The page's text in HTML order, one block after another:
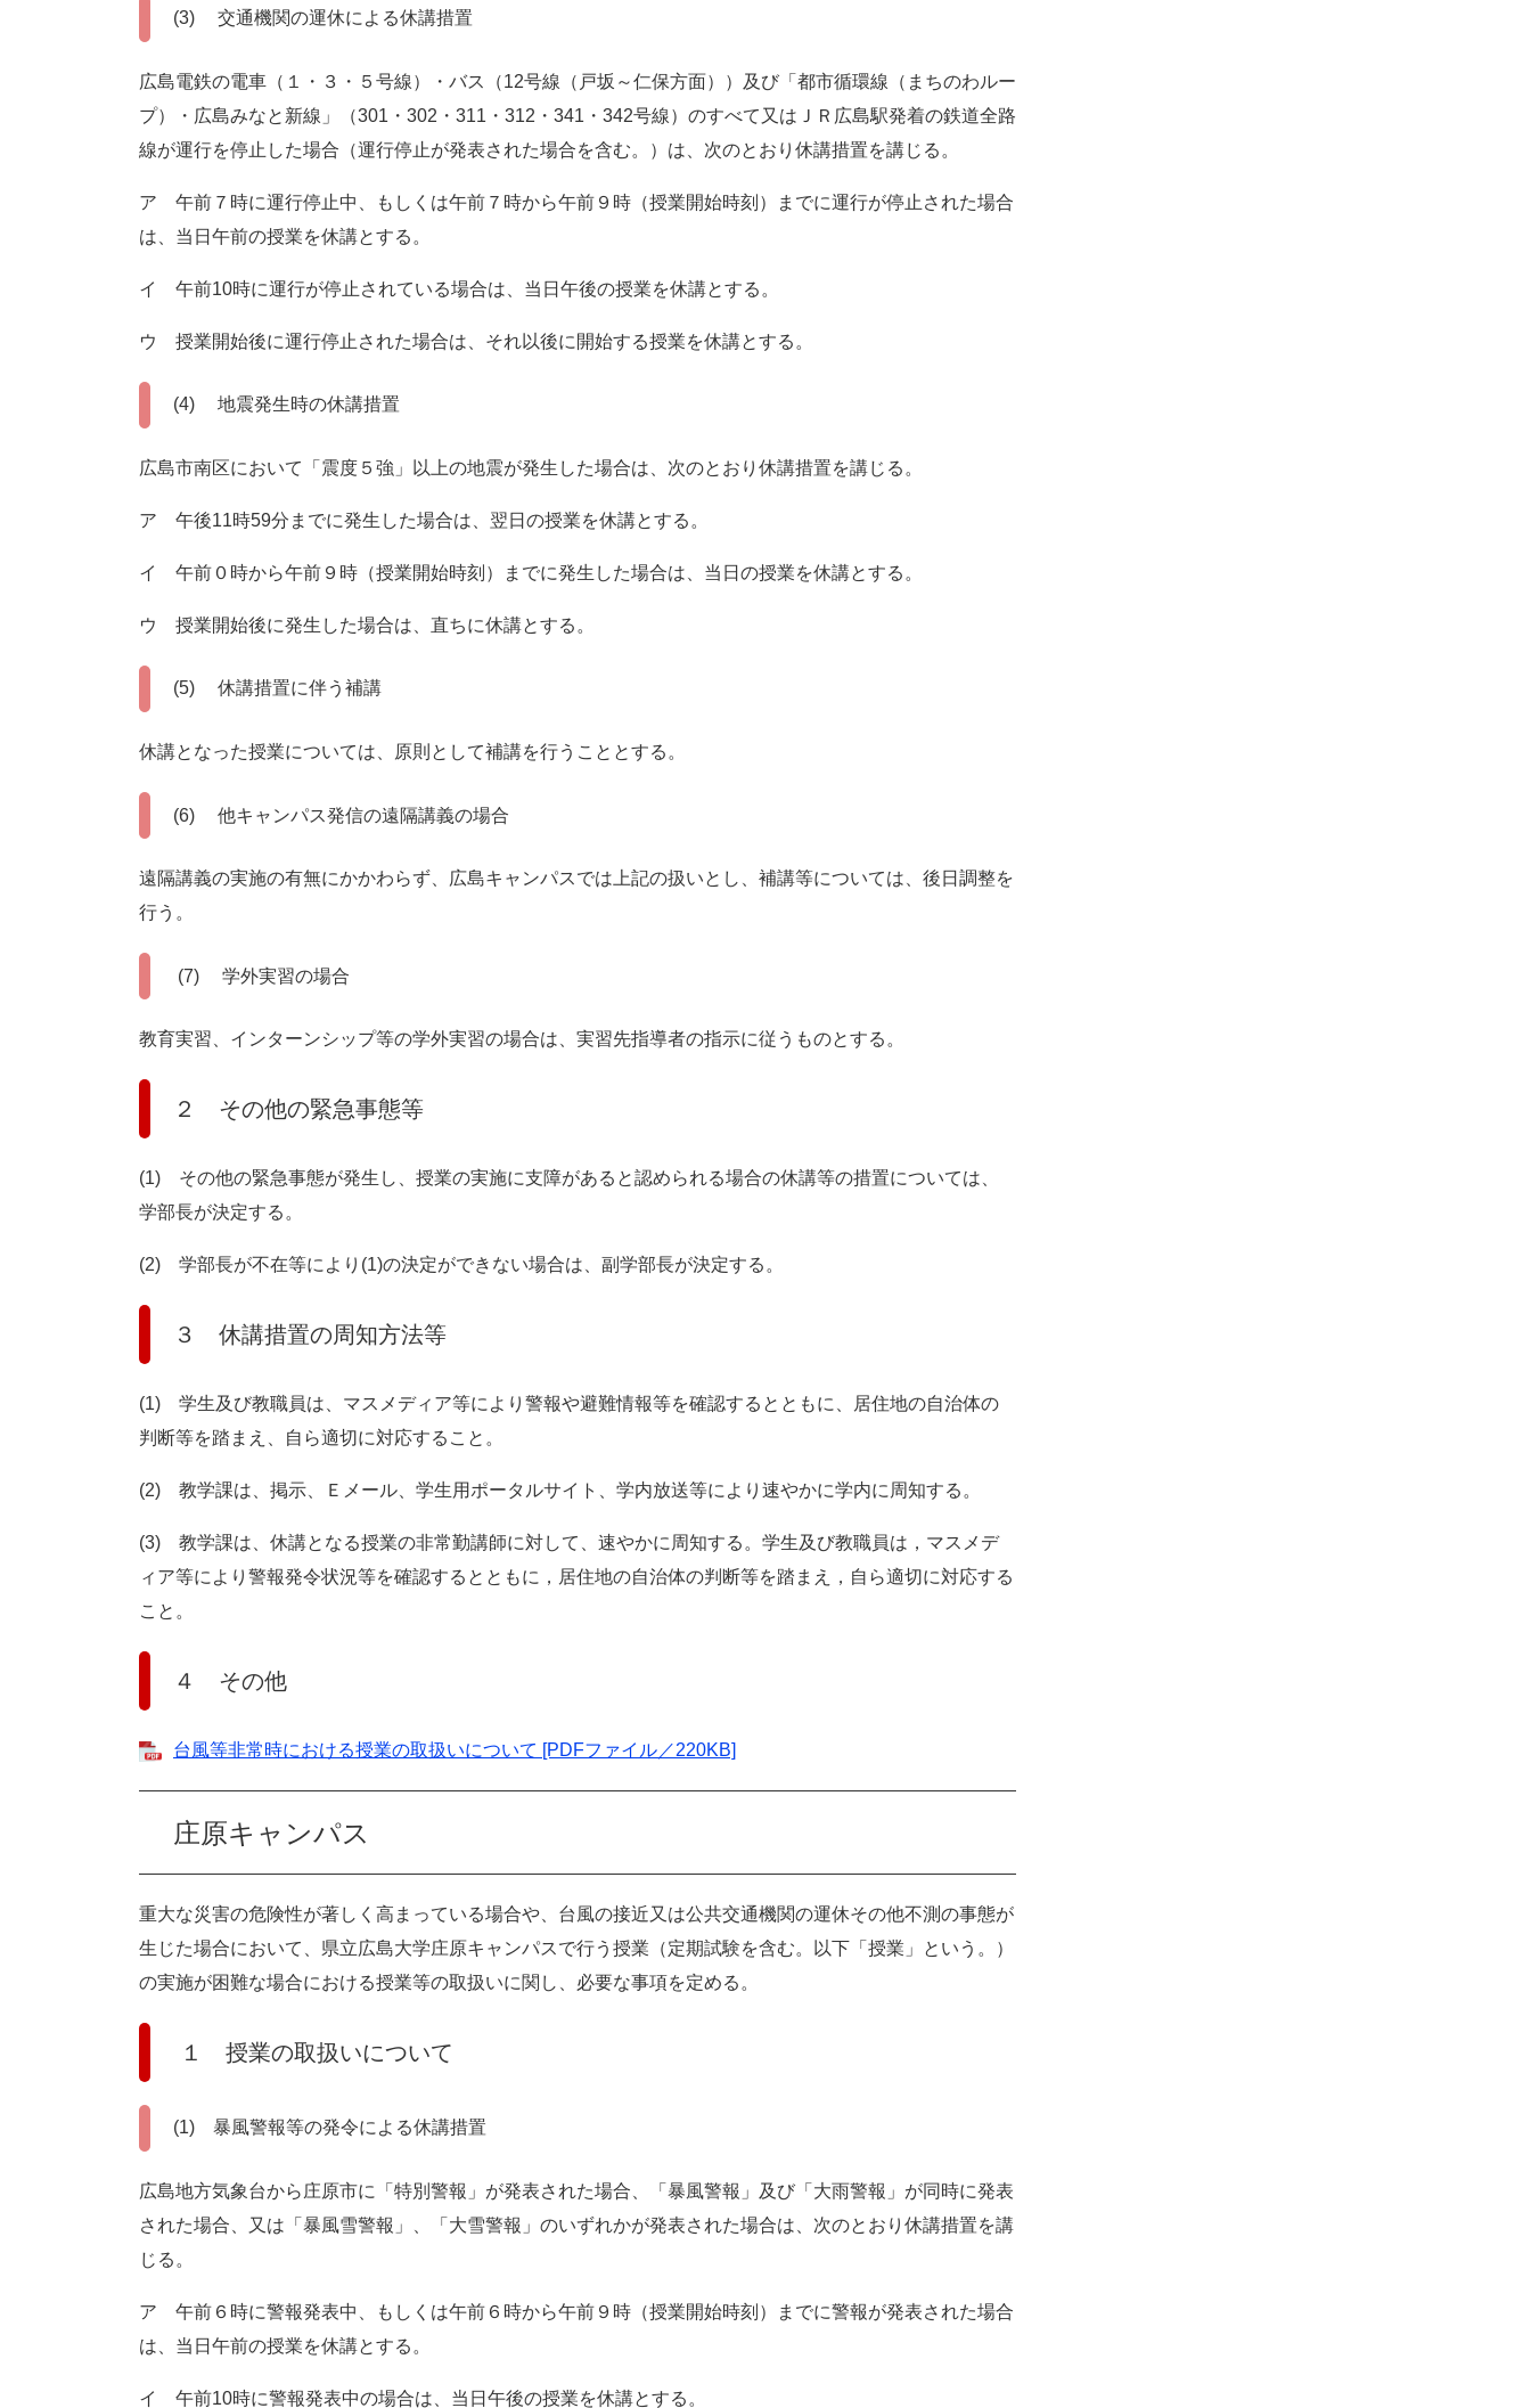
(3) 交通機関の運休による休講措置
広島電鉄の電車（１・３・５号線）・バス（12号線（戸坂～仁保方面））及び「都市循環線（まちのわルー
プ）・広島みなと新線」（301・302・311・312・341・342号線）のすべて又はＪＲ広島駅発着の鉄道全路
線が運行を停止した場合（運行停止が発表された場合を含む。）は、次のとおり休講措置を講じる。
ア 午前７時に運行停止中、もしくは午前７時から午前９時（授業開始時刻）までに運行が停止された場合
は、当日午前の授業を休講とする。
イ 午前10時に運行が停止されている場合は、当日午後の授業を休講とする。
ウ 授業開始後に運行停止された場合は、それ以後に開始する授業を休講とする。
(4) 地震発生時の休講措置
広島市南区において「震度５強」以上の地震が発生した場合は、次のとおり休講措置を講じる。
ア 午後11時59分までに発生した場合は、翌日の授業を休講とする。
イ 午前０時から午前９時（授業開始時刻）までに発生した場合は、当日の授業を休講とする。
ウ 授業開始後に発生した場合は、直ちに休講とする。
(5) 休講措置に伴う補講
休講となった授業については、原則として補講を行うこととする。
(6) 他キャンパス発信の遠隔講義の場合
遠隔講義の実施の有無にかかわらず、広島キャンパスでは上記の扱いとし、補講等については、後日調整を
行う。
(7) 学外実習の場合
教育実習、インターンシップ等の学外実習の場合は、実習先指導者の指示に従うものとする。
２ その他の緊急事態等
(1) その他の緊急事態が発生し、授業の実施に支障があると認められる場合の休講等の措置については、
学部長が決定する。
(2) 学部長が不在等により(1)の決定ができない場合は、副学部長が決定する。
３ 休講措置の周知方法等
(1) 学生及び教職員は、マスメディア等により警報や避難情報等を確認するとともに、居住地の自治体の
判断等を踏まえ、自ら適切に対応すること。
(2) 教学課は、掲示、Ｅメール、学生用ポータルサイト、学内放送等により速やかに学内に周知する。
(3) 教学課は、休講となる授業の非常勤講師に対して、速やかに周知する。学生及び教職員は，マスメデ
ィア等により警報発令状況等を確認するとともに，居住地の自治体の判断等を踏まえ，自ら適切に対応する
こと。
４ その他
台風等非常時における授業の取扱いについて [PDFファイル／220KB]
庄原キャンパス
重大な災害の危険性が著しく高まっている場合や、台風の接近又は公共交通機関の運休その他不測の事態が
生じた場合において、県立広島大学庄原キャンパスで行う授業（定期試験を含む。以下「授業」という。）
の実施が困難な場合における授業等の取扱いに関し、必要な事項を定める。
１ 授業の取扱いについて
(1) 暴風警報等の発令による休講措置
広島地方気象台から庄原市に「特別警報」が発表された場合、「暴風警報」及び「大雨警報」が同時に発表
された場合、又は「暴風雪警報」、「大雪警報」のいずれかが発表された場合は、次のとおり休講措置を講
じる。
ア 午前６時に警報発表中、もしくは午前６時から午前９時（授業開始時刻）までに警報が発表された場合
は、当日午前の授業を休講とする。
イ 午前10時に警報発表中の場合は、当日午後の授業を休講とする。